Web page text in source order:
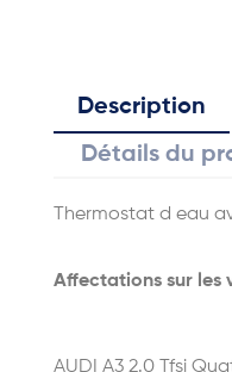
Description
Détails du
Thermostat d eau
Affectations sur les
AUDI A3 2.0 Tfsi